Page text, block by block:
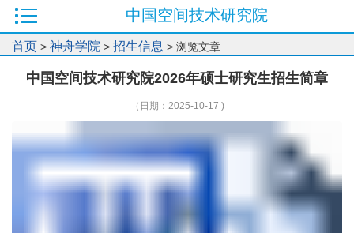
中国空间技术研究院
首页 > 神舟学院 > 招生信息 > 浏览文章
中国空间技术研究院2026年硕士研究生招生简章
（日期：2025-10-17 )